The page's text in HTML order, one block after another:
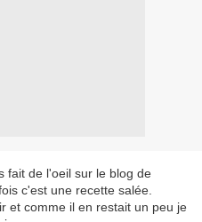
fait de l'oeil sur le blog de
c'est une recette salée.
et comme il en restait un peu je